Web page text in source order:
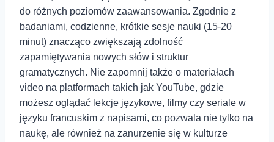
do różnych⁣ poziomów zaawansowania. Zgodnie z
badaniami, codzienne, krótkie sesje nauki (15-20
minut) znacząco zwiększają zdolność
zapamiętywania nowych słów⁢ i struktur
gramatycznych. Nie zapomnij także o materiałach⁢
video na platformach takich jak YouTube, gdzie
możesz oglądać lekcje językowe, filmy czy seriale w
języku ⁣francuskim z napisami,⁢ co pozwala nie tylko na
naukę, ale również na⁣ zanurzenie się w kulturze⁢